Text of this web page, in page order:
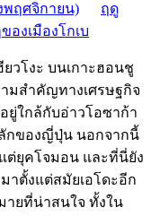
พฤศจิกายน)
ฤดู
องเมืองโกเบ
ยวโงะ บนเกาะฮอนชู
มสำคัญทางเศรษฐกิจ
ยู่ใกล้กับอ่าวโอซาก้า
ลักของญี่ปุ่น นอกจากนี้
ต่ยุคโจมอน และที่นี่ยัง
าตั้งแต่สมัยเอโดะอีก
ายที่น่าสนใจ ทั้งใน